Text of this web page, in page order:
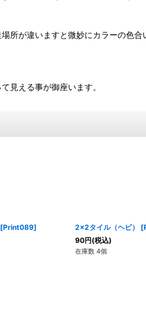
所が違いますと微妙にカラーの色合
見える事が御座います。
[Print089]
2x2タイル（ヘビ） [
90円(税込)
在庫数 4個